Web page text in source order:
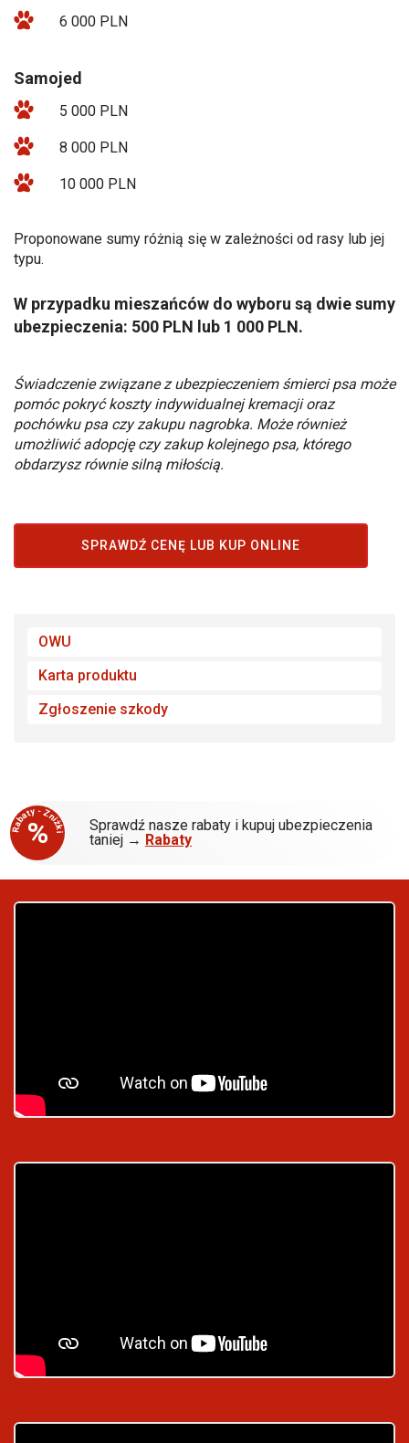
6 000 PLN
Samojed
5 000 PLN
8 000 PLN
10 000 PLN
Proponowane sumy różnią się w zależności od rasy lub jej
typu.
W przypadku mieszańców do wyboru są dwie sumy
ubezpieczenia: 500 PLN lub 1 000 PLN.
Świadczenie związane z ubezpieczeniem śmierci psa może
pomóc pokryć koszty indywidualnej kremacji oraz
pochówku psa czy zakupu nagrobka. Może również
umożliwić adopcję czy zakup kolejnego psa, którego
obdarzysz równie silną miłością.
SPRAWDŹ CENĘ LUB KUP ONLINE
OWU
Karta produktu
Zgłoszenie szkody
%
Rabaty - Zniżki
Sprawdź nasze rabaty i kupuj ubezpieczenia
taniej → Rabaty